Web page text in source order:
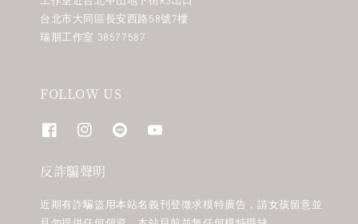
台北市大同區長安西路58號7樓
瑞朋工作室 38577587
FOLLOW US
反詐騙聲明
近期有詐騙盜用本站名義刊登徵求模特廣告，請女孩留意並